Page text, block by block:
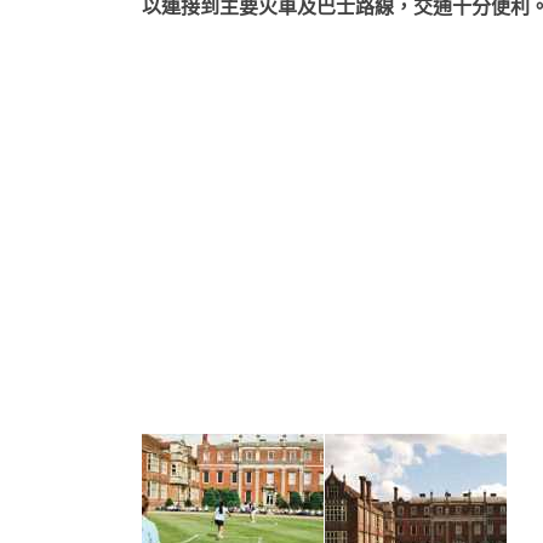
以連接到主要火車及巴士路線，交通十分便利